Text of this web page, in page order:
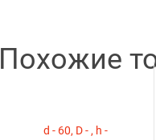
Похожие
d - 60, D - , h -